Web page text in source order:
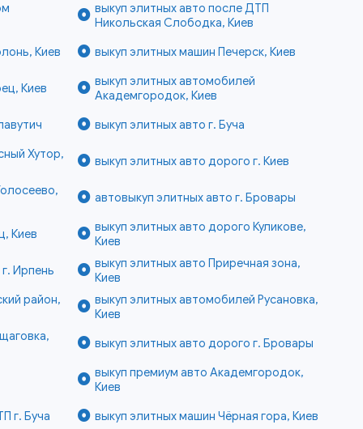
выкуп элитных авто после ДТП
Никольская Слободка, Киев
Киев
выкуп элитных машин Печерск, Киев
Киев
выкуп элитных автомобилей
Академгородок, Киев
выкуп элитных авто г. Буча
Хутор,
выкуп элитных авто дорого г. Киев
автовыкуп элитных авто г. Бровары
Киев
выкуп элитных авто дорого Куликове,
Киев
Ирпень
выкуп элитных авто Приречная зона,
Киев
район,
выкуп элитных автомобилей Русановка,
Киев
выкуп элитных авто дорого г. Бровары
выкуп премиум авто Академгородок,
Киев
г. Буча
выкуп элитных машин Чёрная гора, Киев